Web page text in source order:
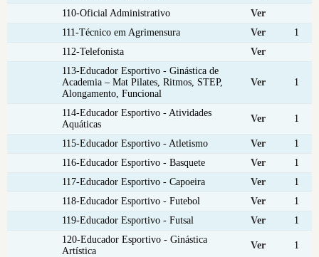
110-Oficial Administrativo
Ver
111-Técnico em Agrimensura
Ver
1
112-Telefonista
Ver
113-Educador Esportivo - Ginástica de
Academia – Mat Pilates, Ritmos, STEP,
Alongamento, Funcional
Ver 1
114-Educador Esportivo - Atividades
Aquáticas
Ver 1
115-Educador Esportivo - Atletismo Ver
1
116-Educador Esportivo - Basquete
Ver
1
117-Educador Esportivo - Capoeira
Ver
1
118-Educador Esportivo - Futebol
Ver
1
119-Educador Esportivo - Futsal
Ver
1
120-Educador Esportivo - Ginástica
Artística
Ver 1